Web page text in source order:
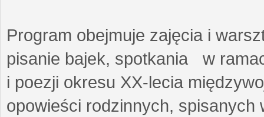
Program obejmuje zajęcia i
pisanie bajek, spotkania w
i poezji okresu XX-lecia
opowieści rodzinnych,